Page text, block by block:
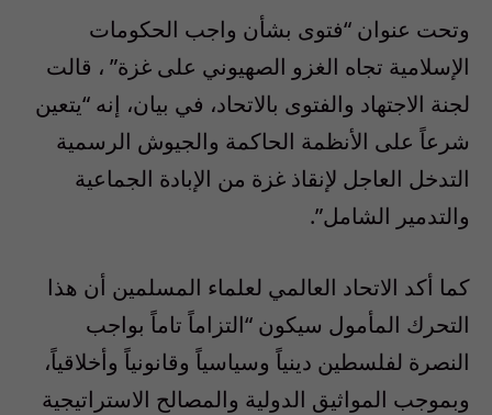
وتحت عنوان “فتوى بشأن واجب الحكومات
الإسلامية تجاه الغزو الصهيوني على غزة” ، قالت
لجنة الاجتهاد والفتوى بالاتحاد، في بيان، إنه “يتعين
شرعاً على الأنظمة الحاكمة والجيوش الرسمية
التدخل العاجل لإنقاذ غزة من الإبادة الجماعية
والتدمير الشامل”.
كما أكد الاتحاد العالمي لعلماء المسلمين أن هذا
التحرك المأمول سيكون “التزاماً تاماً بواجب
النصرة لفلسطين دينياً وسياسياً وقانونياً وأخلاقياً،
وبموجب المواثيق الدولية والمصالح الاستراتيجية